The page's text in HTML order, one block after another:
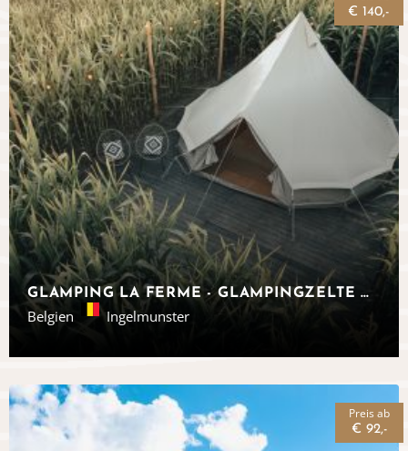
GLAMPING LA FERME - GLAMPINGZELTE WESTFLANDERN
Belgien Ingelmunster
€ 140,-
Preis ab
€ 92,-